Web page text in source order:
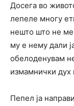
Досега во
лепеле многу
нешто што не
му е нему дали
обелоденувам
измамнички дух
Пепел ја